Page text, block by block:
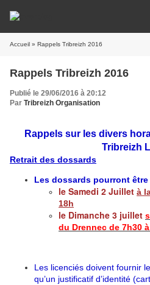
Accueil » Rappels Tribreizh 2016
Rappels Tribreizh 2016
Publié le 29/06/2016 à 20:12
Par Tribreizh Organisation
Rappels sur les divers
Tribreizh
Retrait des dossards
Les dossards pourront être
le Samedi 2 Juillet à
18h
le Dimanche 3 juillet
du Drennec de 7h30
Les licenciés doivent fournir
qu’un justificatif d’identité